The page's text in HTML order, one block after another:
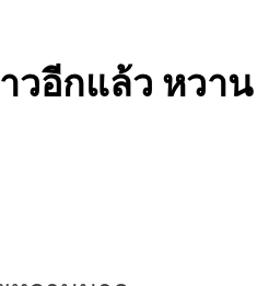
วอีกแล้ว หวาน